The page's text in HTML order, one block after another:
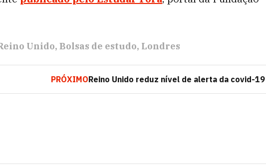
Unido Bolsas de estudo Londres
PRÓXIMOReino Unido reduz nível de alerta da covid-19